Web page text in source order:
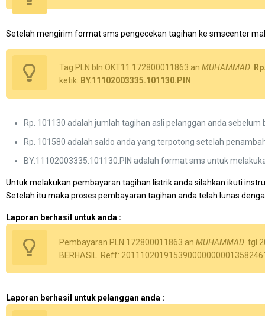
Setelah mengirim format sms pengecekan tagihan ke smscenter
Tag PLN bln OKT11 172800011863 an MUHAMMAD
ketik: BY.11102003335.101130.PIN
Rp. 101130 adalah jumlah tagihan asli pelanggan anda sebelum
Rp. 101580 adalah saldo anda yang terpotong setelah
BY.11102003335.101130.PIN adalah format sms untuk
Untuk melakukan pembayaran tagihan listrik anda silahkan ikuti
Setelah itu maka proses pembayaran tagihan anda telah lunas
Laporan berhasil untuk anda :
Pembayaran PLN 172800011863 an MUHAMMAD tgl
BERHASIL. Reff:
Laporan berhasil untuk pelanggan anda :